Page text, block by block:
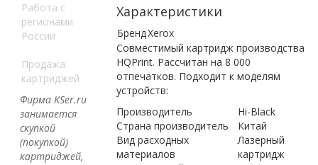
Работа с
регионами
России
Продажа
картриджей
Фирма KSer.ru
занимается
скупкой
(покупкой)
картриджей,
Характеристики
БрендXerox
Совместимый картридж производства
HQPrint. Рассчитан на 8 000
отпечатков. Подходит к моделям
устройств:
Производитель
Hi-Black
Страна производитель
Китай
Вид расходных
материалов
Лазерный
картридж